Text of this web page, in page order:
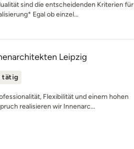
sind die entscheidenden Kriterien für
Egal ob einzel...
Leipzig
tätig
Flexibilität und einem hohen
realisieren wir Innenarc...